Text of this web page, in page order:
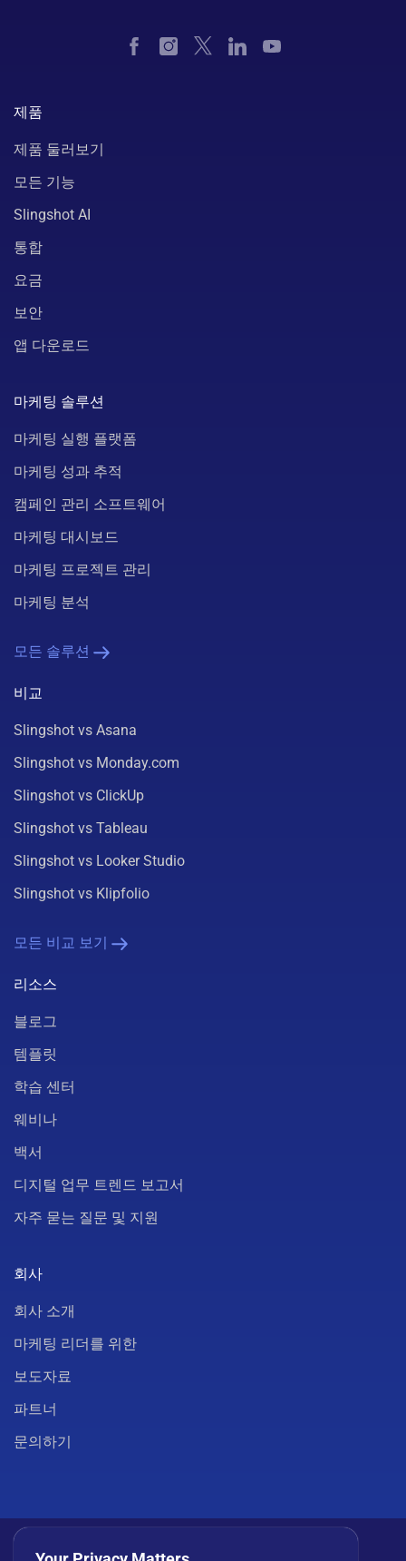
제품
제품 둘러보기
모든 기능
Slingshot AI
통합
요금
보안
앱 다운로드
마케팅 솔루션
마케팅 실행 플랫폼
마케팅 성과 추적
캠페인 관리 소프트웨어
마케팅 대시보드
마케팅 프로젝트 관리
마케팅 분석
모든 솔루션
비교
Slingshot vs Asana
Slingshot vs Monday.com
Slingshot vs ClickUp
Slingshot vs Tableau
Slingshot vs Looker Studio
Slingshot vs Klipfolio
모든 비교 보기
리소스
블로그
템플릿
학습 센터
웨비나
백서
디지털 업무 트렌드 보고서
자주 묻는 질문 및 지원
회사
회사 소개
마케팅 리더를 위한
보도자료
파트너
문의하기